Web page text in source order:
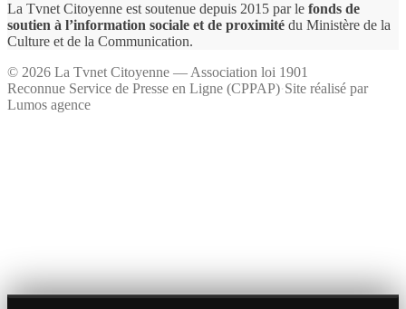
La Tvnet Citoyenne est soutenue depuis 2015 par le fonds de
soutien à l’information sociale et de proximité du Ministère de la
Culture et de la Communication.
© 2026 La Tvnet Citoyenne — Association loi 1901
Reconnue Service de Presse en Ligne (CPPAP)·Site réalisé par
Lumos agence